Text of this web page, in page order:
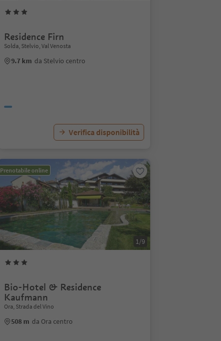
Residence Firn
Solda, Stelvio, Val Venosta
9.7 km da Stelvio centro
Verifica disponibilità
Prenotabile online
1/9
Bio-Hotel & Residence
Kaufmann
Ora, Strada del Vino
508 m da Ora centro